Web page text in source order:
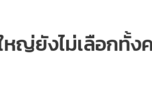
ญ่ยังไม่เลือกทั้ง